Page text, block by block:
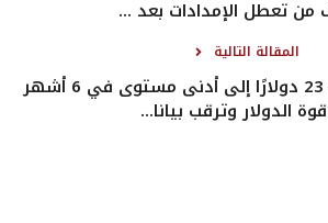
من تعطل الإمدادات بعد ...
المقالة التالية
تراجع أسعار الذهب 23 دولارًا إلى أدنى مستوى في 6 أشهر
الدولار وترقب بيانا...